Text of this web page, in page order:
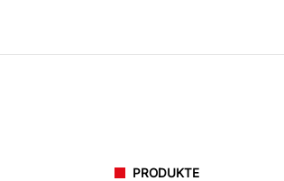
PRODUKTE